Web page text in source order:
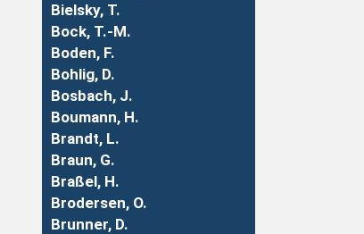
Bielsky, T.
Bock, T.-M.
Boden, F.
Bohlig, D.
Bosbach, J.
Boumann, H.
Brandt, L.
Braun, G.
Braßel, H.
Brodersen, O.
Brunner, D.